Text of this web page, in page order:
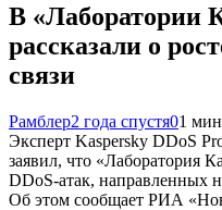
В «Лаборатории
рассказали о
связи
Рамблер2 года спустя01
Эксперт Kaspersky DDoS
заявил, что «Лаборатория
DDoS-атак, направленных
Об этом сообщает РИА